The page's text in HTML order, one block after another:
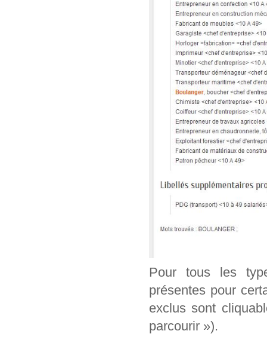
Pour tous les
présentes pour
exclus sont
parcourir »).